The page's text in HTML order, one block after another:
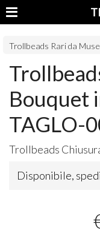
Trollbeads Rari da
Bouquet
TAGLO-
Trollbeads
Disponibile,